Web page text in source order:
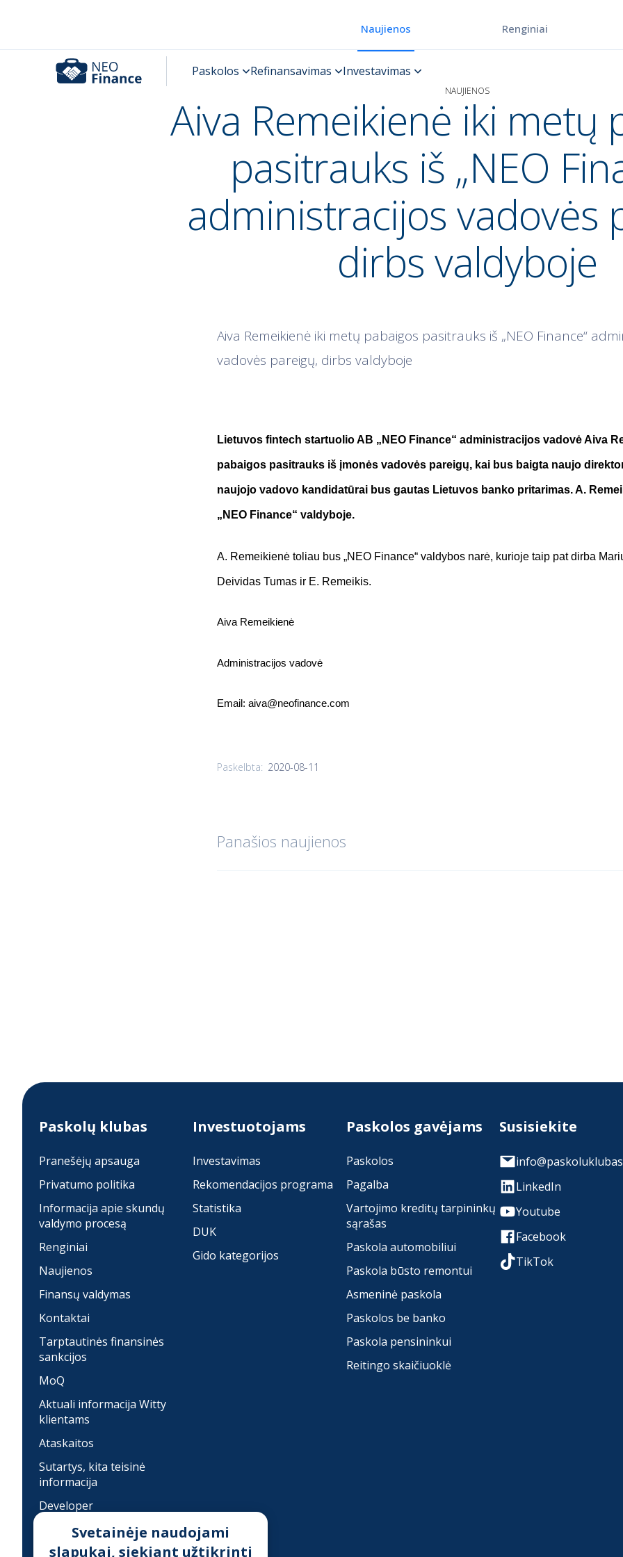
Naujienos Renginiai
NAUJIENOS
Aiva Remeikienė iki metų
pasitrauks iš „NEO
administracijos vadovės
dirbs valdyboje
Aiva Remeikienė iki metų pabaigos pasitrauks iš „NEO Finance“
vadovės pareigų, dirbs valdyboje
Lietuvos fintech startuolio AB „NEO Finance“ administracijos vadovė Aiva
pabaigos pasitrauks iš įmonės vadovės pareigų, kai bus baigta naujo
naujojo vadovo kandidatūrai bus gautas Lietuvos banko pritarimas. A.
„NEO Finance“ valdyboje.
A. Remeikienė toliau bus „NEO Finance“ valdybos narė, kurioje taip pat dirba
Deividas Tumas ir E. Remeikis.
Aiva Remeikienė
Administracijos vadovė
Email: aiva@neofinance.com
Paskelbta: 2020-08-11
Panašios naujienos
Paskolų klubas
Pranešėjų apsauga
Privatumo politika
Informacija apie skundų
valdymo procesą
Renginiai
Naujienos
Finansų valdymas
Kontaktai
Tarptautinės finansinės
sankcijos
MoQ
Aktuali informacija Witty
klientams
Ataskaitos
Sutartys, kita teisinė
informacija
Developer
Įkainiai
Finansinis sukčiavimas
Investuotojams
Investavimas
Rekomendacijos programa
Statistika
DUK
Gido kategorijos
Paskolos gavėjams
Paskolos
Pagalba
Vartojimo kreditų tarpininkų
sąrašas
Paskola automobiliui
Paskola būsto remontui
Asmeninė paskola
Paskolos be banko
Paskola pensininkui
Reitingo skaičiuoklė
Susisiekite
LinkedIn
Youtube
Facebook
TikTok
Svetainėje naudojami
slapukai, siekiant užtikrinti